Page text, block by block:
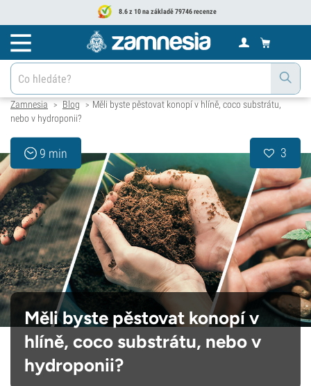
8.6 z 10 na základě 79746 recenze
Zamnesia > Blog > Měli byste pěstovat konopí v hlíně, coco substrátu,
nebo v hydroponii?
9 min 3
Měli byste pěstovat konopí v
hlíně, coco substrátu, nebo v
hydroponii?